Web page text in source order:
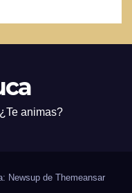
animas?
Newsup de Themeansar